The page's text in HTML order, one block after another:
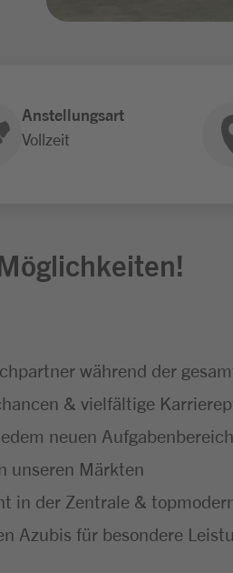
Anstellungsart
Vollzeit
während der
& vielfältige
neuen
unseren Märkten
in der Zentrale &
Azubis für besondere